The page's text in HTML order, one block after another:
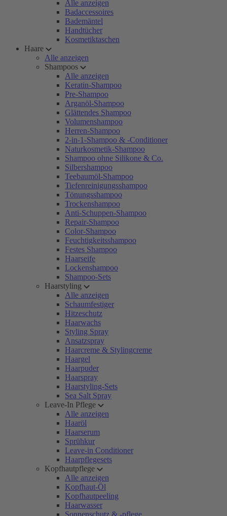
Alle anzeigen
Badaccessoires
Bademäntel
Handtücher
Kosmetiktaschen
Haare
Alle anzeigen
Shampoos
Alle anzeigen
Keratin-Shampoo
Pre-Shampoo
Arganöl-Shampoo
Glättendes Shampoo
Volumenshampoo
Herren-Shampoo
2-in-1-Shampoo & -Conditioner
Naturkosmetik-Shampoo
Shampoo ohne Silikone & Co.
Silbershampoo
Teebaumöl-Shampoo
Tiefenreinigungsshampoo
Tönungsshampoo
Trockenshampoo
Anti-Schuppen-Shampoo
Repair-Shampoo
Color-Shampoo
Feuchtigkeitsshampoo
Festes Shampoo
Haarseife
Lockenshampoo
Shampoo-Sets
Haarstyling
Alle anzeigen
Schaumfestiger
Hitzeschutz
Haarwachs
Styling Spray
Ansatzspray
Haarcreme & Stylingcreme
Haargel
Haarpuder
Haarspray
Haarstyling-Sets
Sea Salt Spray
Leave-In Pflege
Alle anzeigen
Haaröl
Haarserum
Sprühkur
Leave-in Conditioner
Haarpflegesets
Kopfhautpflege
Alle anzeigen
Kopfhaut-Öl
Kopfhautpeeling
Haarwasser
Sonnenschutz & -pflege